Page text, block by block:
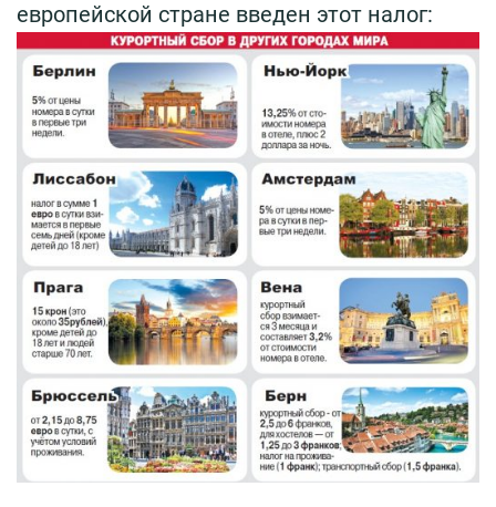
европейской стране введен этот налог: